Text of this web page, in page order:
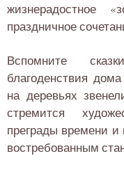
жизнерадостное
праздничное
Вспомните
благоденствия
на деревьях
стремится
преграды времени
востребованным